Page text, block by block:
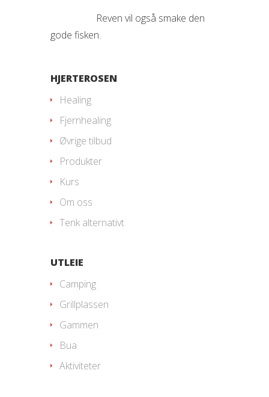
Reven vil også smake den
gode fisken.
HJERTEROSEN
Healing
Fjernhealing
Øvrige tilbud
Produkter
Kurs
Om oss
Tenk alternativt
UTLEIE
Camping
Grillplassen
Gammen
Bua
Aktiviteter